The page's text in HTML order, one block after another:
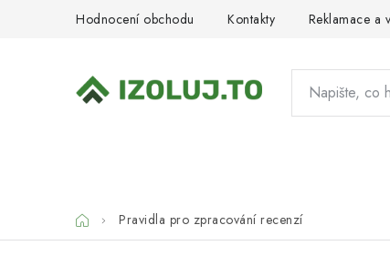
Hodnocení obchodu Kontakty Reklamace a
DomůPravidla pro zpracování recenzí